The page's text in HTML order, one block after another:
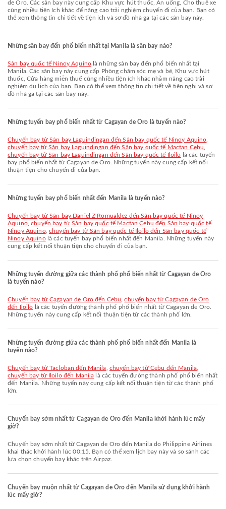
de Oro. Các sân bay này cung cấp Khu vực hút thuốc, Ăn uống, Cho thuê xe
cùng nhiều tiện ích khác để nâng cao trải nghiệm chuyến đi của bạn. Bạn có
thể xem thông tin chi tiết về tiện ích và sơ đồ nhà ga tại các sân bay này.
Những sân bay đến phổ biến nhất tại Manila là sân bay nào?
Sân bay quốc tế Ninoy Aquinolà những sân bay đến phổ biến nhất tại
Manila. Các sân bay này cung cấp Phòng chăm sóc mẹ và bé, Khu vực hút
thuốc, Cửa hàng miễn thuế cùng nhiều tiện ích khác nhằm nâng cao trải
nghiệm du lịch của bạn. Bạn có thể xem thông tin chi tiết về tiện nghi và sơ
đồ nhà ga tại các sân bay này.
Những tuyến bay phổ biến nhất từ Cagayan de Oro là tuyến nào?
chuyến bay từ Sân bay Laguindingan đến Sân bay quốc tế Ninoy Aquino
chuyến bay từ Sân bay Laguindingan đến Sân bay quốc tế Mactan Cebu
chuyến bay từ Sân bay Laguindingan đến Sân bay quốc tế Iloilo là các tuyến
bay phổ biến nhất từ Cagayan de Oro. Những tuyến này cung cấp kết nối
thuận tiện cho chuyến đi của bạn.
Những tuyến bay phổ biến nhất đến Manila là tuyến nào?
chuyến bay từ Sân bay Daniel Z Romualdez đến Sân bay quốc tế Ninoy
Aquino,chuyến bay từ Sân bay quốc tế Mactan Cebu đến Sân bay quốc tế
Ninoy Aquino, chuyến bay từ Sân bay quốc tế Iloilo đến Sân bay quốc tế
Ninoy Aquinolà các tuyến bay phổ biến nhất đến Manila. Những tuyến này
cung cấp kết nối thuận tiện cho chuyến đi của bạn.
Những tuyến đường giữa các thành phố phổ biến nhất từ Cagayan de Oro
là tuyến nào?
chuyến bay từ Cagayan de Oro đến Cebu ,chuyến bay từ Cagayan de Oro
đến Iloilo là các tuyến đường thành phố phổ biến nhất từ Cagayan de Oro.
Những tuyến này cung cấp kết nối thuận tiện từ các thành phố lớn.
Những tuyến đường giữa các thành phố phổ biến nhất đến Manila là
tuyến nào?
chuyến bay từ Tacloban đến Manila chuyến bay từ Cebu đến Manila,
chuyến bay từ Iloilo đến Manila là các tuyến đường thành phố phổ biến nhất
đến Manila. Những tuyến này cung cấp kết nối thuận tiện từ các thành phố
lớn.
Chuyến bay sớm nhất từ Cagayan de Oro đến Manila khởi hành lúc mấy
giờ?
Chuyến bay sớm nhất từ Cagayan de Oro đến Manila do Philippine Airlines
khai thác khởi hành lúc 00:15. Bạn có thể xem lịch bay này và so sánh các
lựa chọn chuyến bay khác trên Airpaz.
Chuyến bay muộn nhất từ Cagayan de Oro đến Manila sử dụng khởi hành
lúc mấy giờ?